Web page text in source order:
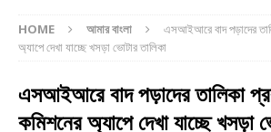
HOME আমার বাংলা
এসআইআরে বাদ পড়াদের
অ্যাপে দেখা যাচ্ছে খসড়া ভোটার তালিকা
এসআইআরে বাদ পড়াদের তালিকা
কমিশনের অ্যাপে দেখা যাচ্ছে খসড়া